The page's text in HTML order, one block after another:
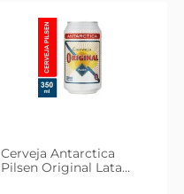
Cerveja Antarctica
Pilsen Original Lata